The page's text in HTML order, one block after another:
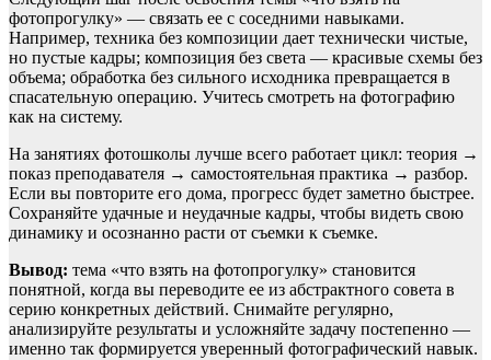
фотопрогулку» — связать ее с соседними навыками.
Например, техника без композиции дает технически чистые,
но пустые кадры; композиция без света — красивые схемы без
объема; обработка без сильного исходника превращается в
спасательную операцию. Учитесь смотреть на фотографию
как на систему.
На занятиях фотошколы лучше всего работает цикл: теория →
показ преподавателя → самостоятельная практика → разбор.
Если вы повторите его дома, прогресс будет заметно быстрее.
Сохраняйте удачные и неудачные кадры, чтобы видеть свою
динамику и осознанно расти от съемки к съемке.
Вывод: тема «что взять на фотопрогулку» становится
понятной, когда вы переводите ее из абстрактного совета в
серию конкретных действий. Снимайте регулярно,
анализируйте результаты и усложняйте задачу постепенно —
именно так формируется уверенный фотографический навык.